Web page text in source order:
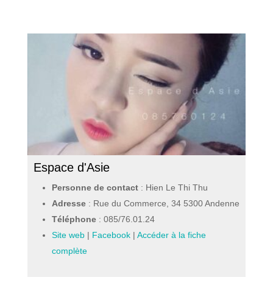
Espace d'Asie
Personne de contact: Hien Le Thi Thu
Adresse: Rue du Commerce, 34 5300 Andenne
Téléphone: 085/76.01.24
Site web| Facebook| Accéder à la fiche
complète